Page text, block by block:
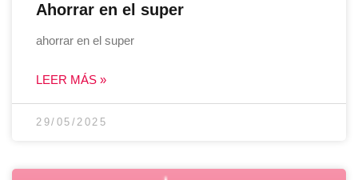
Ahorrar en el super
ahorrar en el super
LEER MÁS »
29/05/2025